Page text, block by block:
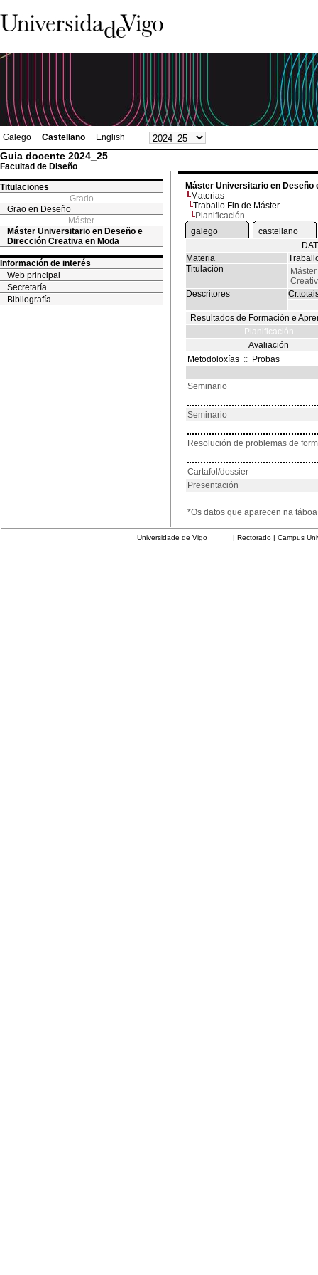
Galego Castellano English
Guia docente 2024_25
Facultad de Diseño
Titulaciones
Grado
Grao en Deseño
Máster
Máster Universitario en Deseño e
Dirección Creativa en Moda
Información de interés
Web principal
Secretaría
Bibliografía
Máster Universitario en Deseño
Materias
Traballo Fin de Máster
Planificación
galego
castellano
Materia
Titulación
Descritores
Resultados de Formación e
Planificación
Avaliación
Metodoloxías :: Probas
Seminario
Seminario
Resolución de problemas de
Cartafol/dossier
Presentación
*Os datos que aparecen na
Universidade de Vigo | Rectorado | Campus